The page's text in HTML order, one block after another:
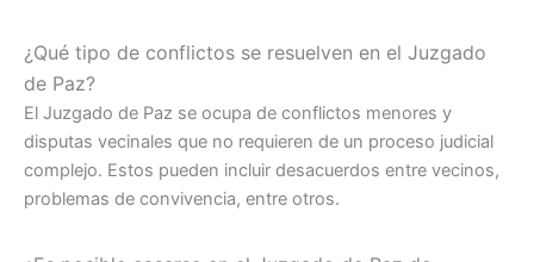
¿Qué tipo de conflictos se resuelven en el Juzgado
de Paz?
El Juzgado de Paz se ocupa de conflictos menores y
disputas vecinales que no requieren de un proceso judicial
complejo. Estos pueden incluir desacuerdos entre vecinos,
problemas de convivencia, entre otros.